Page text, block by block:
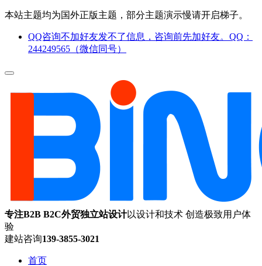
本站主题均为国外正版主题，部分主题演示慢请开启梯子。
QQ咨询不加好友发不了信息，咨询前先加好友。QQ：
244249565（微信同号）
专注B2B B2C外贸独立站设计以设计和技术 创造极致用户体
验
建站咨询139-3855-3021
首页